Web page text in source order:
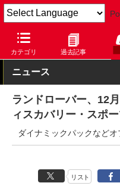
カテゴリ 過去記事
Car Watch 自動車 ラン
ニュース
ランドローバー、12
ィスカバリー・スポ
ダイナミックパックなど
リスト